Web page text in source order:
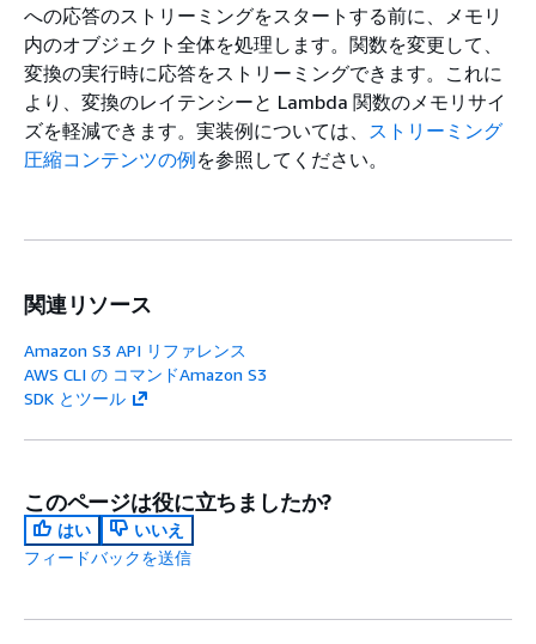
への応答のストリーミングをスタートする前に、メモリ
内のオブジェクト全体を処理します。関数を変更して、
変換の実行時に応答をストリーミングできます。これに
より、変換のレイテンシーと Lambda 関数のメモリサイ
ズを軽減できます。実装例については、 ストリーミング
圧縮コンテンツの例を参照してください。
関連リソース
Amazon S3 API リファレンス
AWS CLI の コマンドAmazon S3
SDK とツール
このページは役に立ちましたか?
はい
いいえ
フィードバックを送信